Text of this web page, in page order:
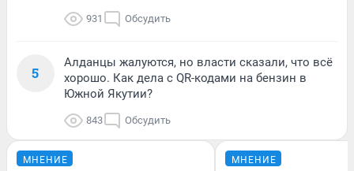
931 Обсудить
5
Алданцы жалуются, но власти сказали, что всё
хорошо. Как дела с QR-кодами на бензин в
Южной Якутии?
843 Обсудить
МНЕНИЕ МНЕНИЕ